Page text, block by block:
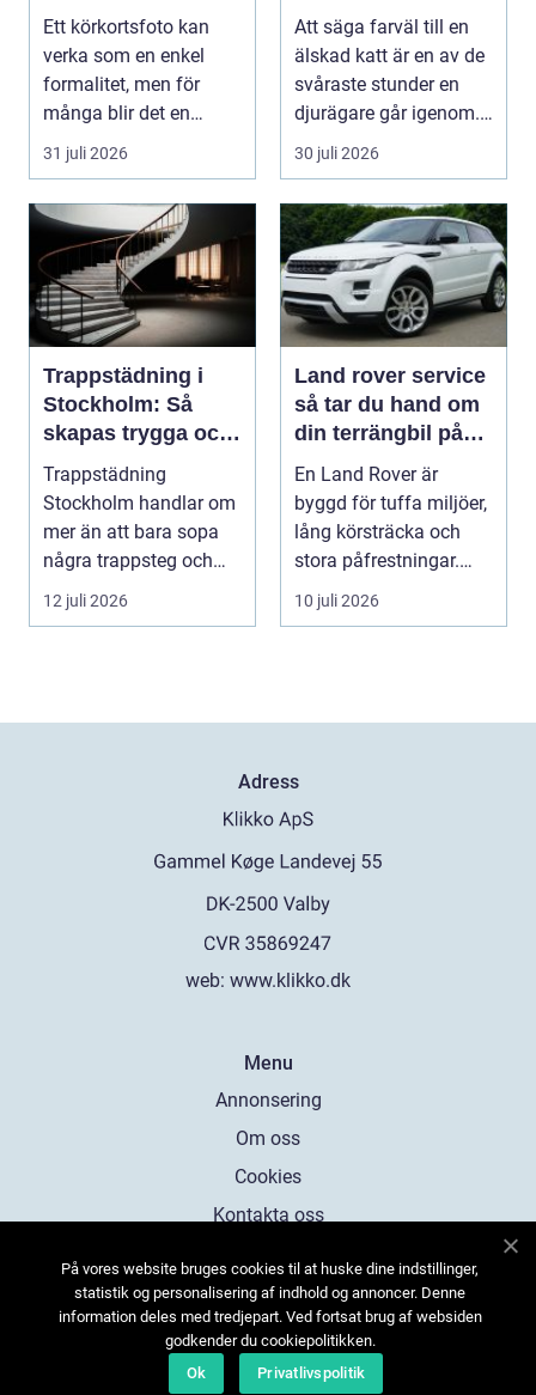
alltid blir godkänt
Ett körkortsfoto kan
verka som en enkel
formalitet, men för
många blir det en
oväntad källa till str...
31 juli 2026
trygg
Att säga farväl till en
älskad katt är en av de
svåraste stunder en
djurägare går igenom.
Beslutet o...
30 juli 2026
Trappstädning i
Stockholm: Så
skapas trygga och
trivsamma
trapphus
Trappstädning
Stockholm handlar om
mer än att bara sopa
några trappsteg och
torka en...
12 juli 2026
Land rover service
så tar du hand om
din terrängbil på
rätt sätt
En Land Rover är
byggd för tuffa miljöer,
lång körsträcka och
stora påfrestningar.
Samtidigt är det ...
10 juli 2026
Adress
web: www.klikko.dk
Menu
Annonsering
Om oss
Cookies
Kontakta oss
På vores website bruges cookies til at huske dine indstillinger,
statistik og personalisering af indhold og annoncer. Denne
information deles med tredjepart. Ved fortsat brug af websiden
godkender du cookiepolitikken.
Ok
Privatlivspolitik